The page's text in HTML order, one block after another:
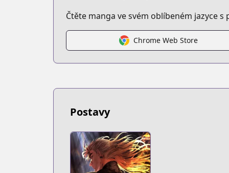
Čtěte manga ve svém oblíbeném jazyce
Chrome Web Store
Postavy